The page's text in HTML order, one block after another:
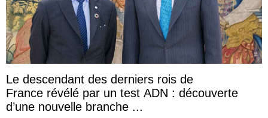
Le descendant des derniers rois de
France révélé par un test ADN : découverte
d’une nouvelle branche ...